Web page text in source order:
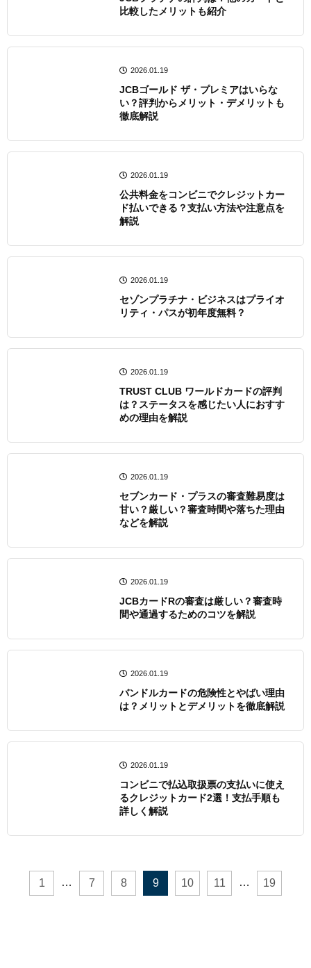
比較したメリットも紹介
2026.01.19
JCBゴールド ザ・プレミアはいらな
い？評判からメリット・デメリットも
徹底解説
2026.01.19
公共料金をコンビニでクレジットカー
ド払いできる？支払い方法や注意点を
解説
2026.01.19
セゾンプラチナ・ビジネスはプライオ
リティ・パスが初年度無料？
2026.01.19
TRUST CLUB ワールドカードの評判
は？ステータスを感じたい人におすす
めの理由を解説
2026.01.19
セブンカード・プラスの審査難易度は
甘い？厳しい？審査時間や落ちた理由
などを解説
2026.01.19
JCBカードRの審査は厳しい？審査時
間や通過するためのコツを解説
2026.01.19
バンドルカードの危険性とやばい理由
は？メリットとデメリットを徹底解説
2026.01.19
コンビニで払込取扱票の支払いに使え
るクレジットカード2選！支払手順も
詳しく解説
1 … 7 8 9 10 11 … 19